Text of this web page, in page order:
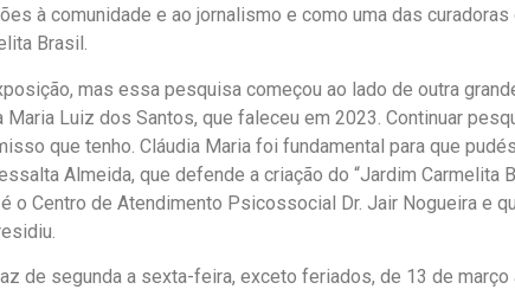
à comunidade e ao jornalismo e como uma das
Brasil.
mas essa pesquisa começou ao lado de outra
Luiz dos Santos, que faleceu em 2023. Continuar
que tenho. Cláudia Maria foi fundamental para que
Almeida, que defende a criação do “Jardim Carmelita
o Centro de Atendimento Psicossocial Dr. Jair Nogueira e
de segunda a sexta-feira, exceto feriados, de 13 de março